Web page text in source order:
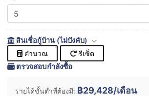
สินเชื่อกู้บ้าน (ไม่บังคับ)
คำนวณ
รีเซ็ต
ตรวจสอบกำลังซื้อ
รายได้ขั้นต่ำที่ต้องมี: ฿29,428/เดือน